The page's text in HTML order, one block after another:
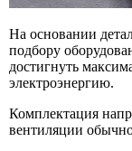
На основании
подбору
достигнуть
электроэнергию.
Комплектация
вентиляции